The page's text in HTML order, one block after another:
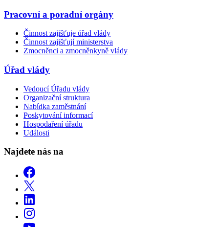
Pracovní a poradní orgány
Činnost zajišťuje úřad vlády
Činnost zajišťují ministerstva
Zmocněnci a zmocněnkyně vlády
Úřad vlády
Vedoucí Úřadu vlády
Organizační struktura
Nabídka zaměstnání
Poskytování informací
Hospodaření úřadu
Události
Najdete nás na